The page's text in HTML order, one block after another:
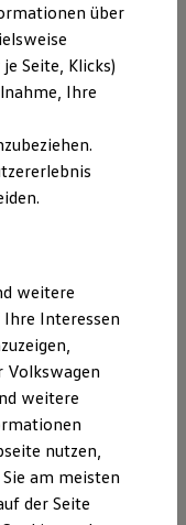
und
vom aktuellen
Abgebildet sind
gegen
für eine
und Ausstattungen.
über
Seite, Klicks)
Ihre
weitere
Interessen
Volkswagen
weitere
nutzen,
am meisten
der Seite